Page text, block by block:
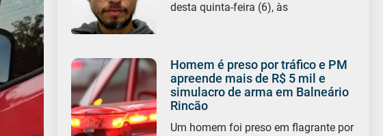
desta quinta-feira (6), às
Homem é preso por tráfico e PM
apreende mais de R$ 5 mil e
simulacro de arma em Balneário
Rincão
Um homem foi preso em flagrante por